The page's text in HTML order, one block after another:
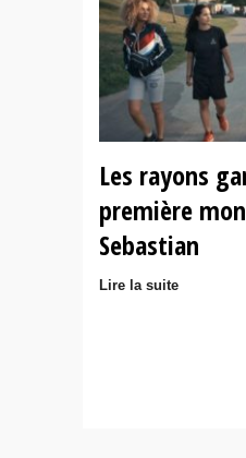
Les rayons
première
Sebastian
Lire la suite